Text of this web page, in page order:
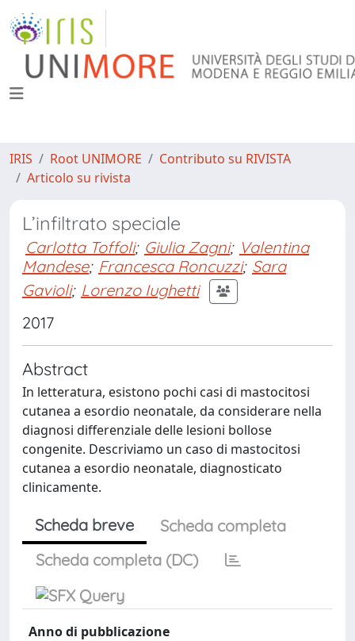
IRIS Root UNIMORE
Contributo su RIVISTA
Articolo su rivista
L’infiltrato speciale
Carlotta Toffoli; Giulia Zagni; Valentina
Mandese; Francesca Roncuzzi; Sara
Gavioli; Lorenzo Iughetti
2017
Abstract
In letteratura, esistono pochi casi di mastocitosi
cutanea a esordio neonatale, da considerare nella
diagnosi differenziale delle lesioni bollose
congenite. Descriviamo un caso di mastocitosi
cutanea a esordio neonatale, diagnosticato
clinicamente.
Scheda breve
Scheda completa
Scheda completa (DC)
Anno di pubblicazione